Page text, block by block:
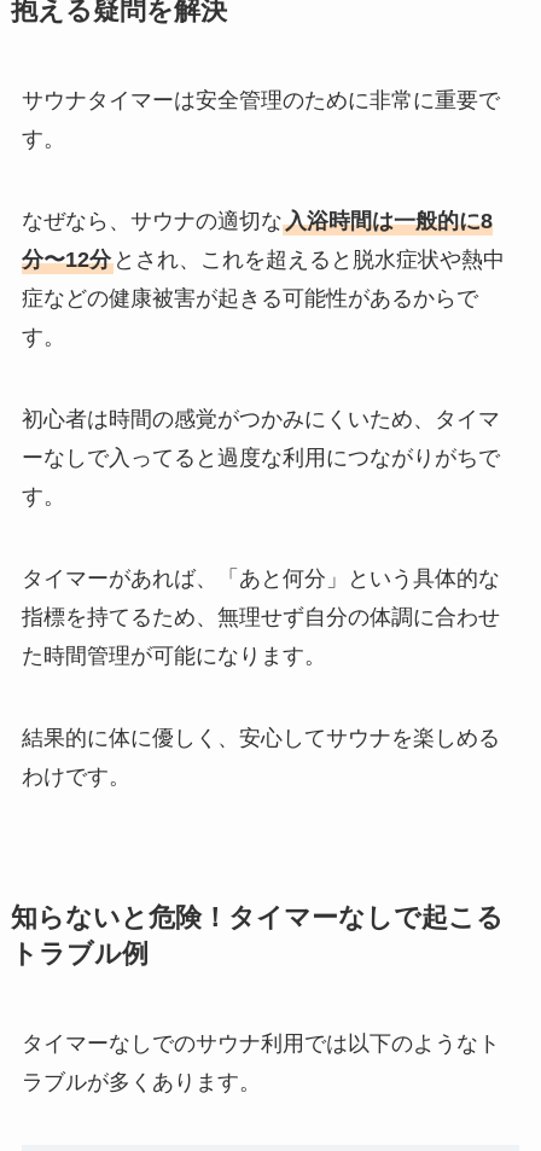
抱える疑問を解決
サウナタイマーは安全管理のために非常に重要で
す。
なぜなら、サウナの適切な入浴時間は一般的に8
分〜12分とされ、これを超えると脱水症状や熱中
症などの健康被害が起きる可能性があるからで
す。
初心者は時間の感覚がつかみにくいため、タイマ
ーなしで入ってると過度な利用につながりがちで
す。
タイマーがあれば、「あと何分」という具体的な
指標を持てるため、無理せず自分の体調に合わせ
た時間管理が可能になります。
結果的に体に優しく、安心してサウナを楽しめる
わけです。
知らないと危険！タイマーなしで起こる
トラブル例
タイマーなしでのサウナ利用では以下のようなト
ラブルが多くあります。